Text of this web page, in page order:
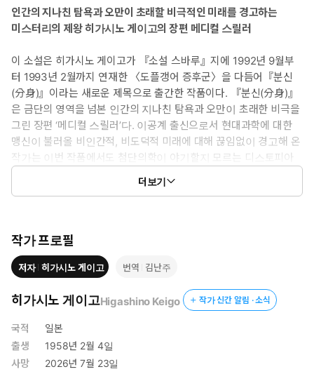
인간의 지나친 탐욕과 오만이 초래할 비극적인 미래를 경고하는
미스터리의 제왕 히가시노 게이고의 장편 메디컬 스릴러
이 소설은 히가시노 게이고가 『소설 스바루』지에 1992년 9월부
터 1993년 2월까지 연재한 〈도플갱어 증후군〉을 다듬어『분신
(分身)』이라는 새로운 제목으로 출간한 작품이다. 『분신(分身)』
은 금단의 영역을 넘본 인간의 지나친 탐욕과 오만이 초래한 비극을
그린 장편 ‘메디컬 스릴러’다. 이공계 출신으로서 현대과학에 대한
맹신이 불러올 비인간적, 비도덕적 미래에 대해 끊임없이 경고해 온
작가는 이번 작품에서도 첨단의학이 야기할지 모르는 디스토피아
의 암울한 세계를 드라마틱하고도 현실감 있게 그려 냈다.
이 부모를 전혀 닮지 않았다는 것. 어느 해 겨울, 그녀에게 엄청난 비
극이 닥친다. 엄마가 집에 불을 질러 동반 자살을 시도했으나 결국
마리코와 아버지만이 극적으로 목숨을 건지게 되었다. 대학생이 된
마리코는 어머니가 동반 자살을 기도한 이유를 밝혀내기 위해 도쿄
로 향하는데….
더보기
작가 프로필
저자 히가시노 게이고 번역 김난주
히가시노 게이고Higashino Keigo 작가 신간 알림 · 소식
국적
일본
출생
1958년 2월 4일
사망
2026년 7월 23일